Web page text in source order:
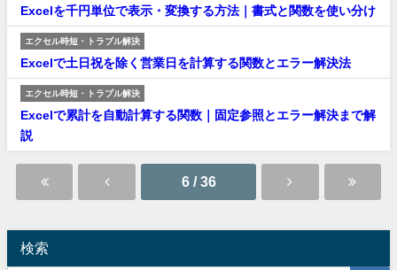
Excelを千円単位で表示・変換する方法｜書式と関数を使い分け
エクセル時短・トラブル解決
Excelで土日祝を除く営業日を計算する関数とエラー解決法
エクセル時短・トラブル解決
Excelで累計を自動計算する関数｜固定参照とエラー解決まで解
説
6 / 36
検索